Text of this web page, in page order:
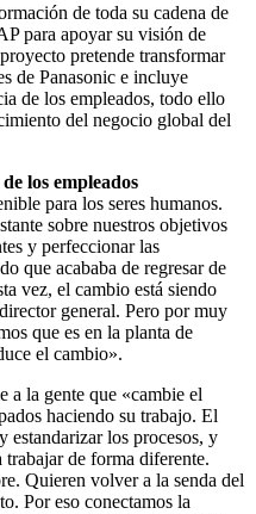
de toda su cadena de
para apoyar su visión de
pretende transformar
de Panasonic e incluye
de los empleados, todo ello
del negocio global del
los empleados
para los seres humanos.
sobre nuestros objetivos
y perfeccionar las
que acababa de regresar de
vez, el cambio está siendo
general. Pero por muy
que es en la planta de
el cambio».
a la gente que «cambie el
haciendo su trabajo. El
estandarizar los procesos, y
trabajar de forma diferente.
Quieren volver a la senda del
Por eso conectamos la